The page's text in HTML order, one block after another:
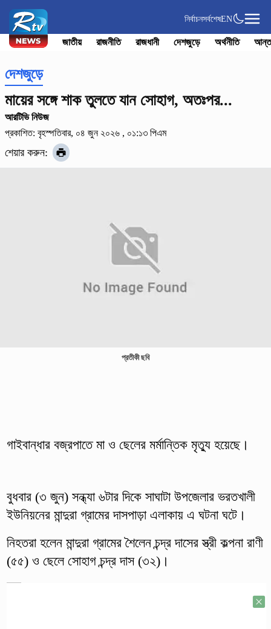
নির্বাচনসর্বশেষEN
জাতীয় রাজনীতি রাজধানী দেশজুড়ে অর্থনীতি
দেশজুড়ে
মায়ের সঙ্গে শাক তুলতে যান সোহাগ, অতঃপর...
আরটিভি নিউজ
প্রকাশিত: বৃহস্পতিবার, ০৪ জুন ২০২৬ , ০১:১৩ পিএম
শেয়ার করুন:
প্রতীকী ছবি
গাইবান্ধার বজ্রপাতে মা ও ছেলের মর্মান্তিক মৃত্যু হয়েছে।
‎বুধবার (৩ জুন) সন্ধ্যা ৬টার দিকে সাঘাটা উপজেলার ভরতখালী
ইউনিয়নের মান্দুরা গ্রামের দাসপাড়া এলাকায় এ ঘটনা ঘটে।
নিহতরা হলেন মান্দুরা গ্রামের শৈলেন চন্দ্র দাসের স্ত্রী কল্পনা রাণী
(৫৫) ও ছেলে সোহাগ চন্দ্র দাস (৩২)।